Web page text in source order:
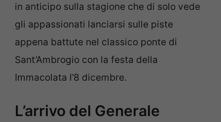
in anticipo sulla stagione che di solo vede
gli appassionati lanciarsi sulle piste
appena battute nel classico ponte di
Sant’Ambrogio con la festa della
Immacolata l’8 dicembre.
L’arrivo del Generale